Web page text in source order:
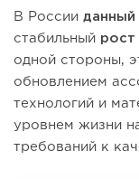
В России данный
стабильный рост
одной стороны,
обновлением
технологий и
уровнем жизни
требований к